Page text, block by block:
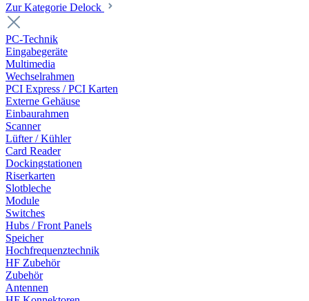
Zur Kategorie Delock
PC-Technik
Eingabegeräte
Multimedia
Wechselrahmen
PCI Express / PCI Karten
Externe Gehäuse
Einbaurahmen
Scanner
Lüfter / Kühler
Card Reader
Dockingstationen
Riserkarten
Slotbleche
Module
Switches
Hubs / Front Panels
Speicher
Hochfrequenztechnik
HF Zubehör
Zubehör
Antennen